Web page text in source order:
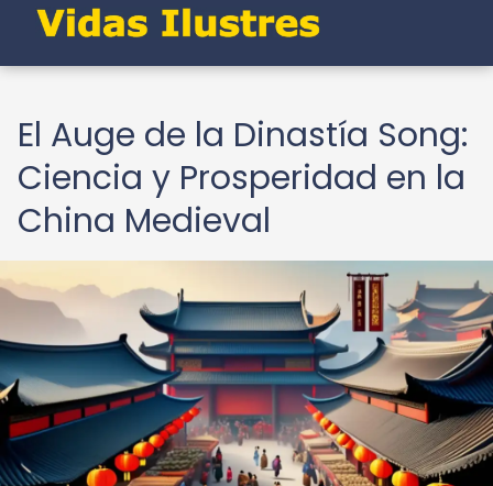
El Auge de la Dinastía Song:
Ciencia y Prosperidad en la
China Medieval